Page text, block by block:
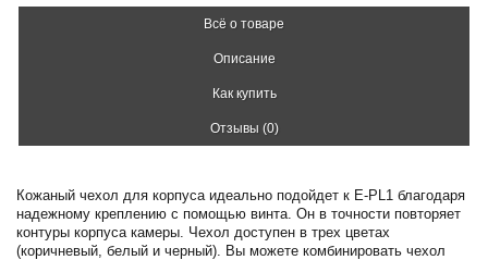
Всё о товаре
Описание
Как купить
Отзывы (0)
Кожаный чехол для корпуса идеально подойдет к E-PL1 благодаря
надежному креплению с помощью винта. Он в точности повторяет
контуры корпуса камеры. Чехол доступен в трех цветах
(коричневый, белый и черный). Вы можете комбинировать чехол